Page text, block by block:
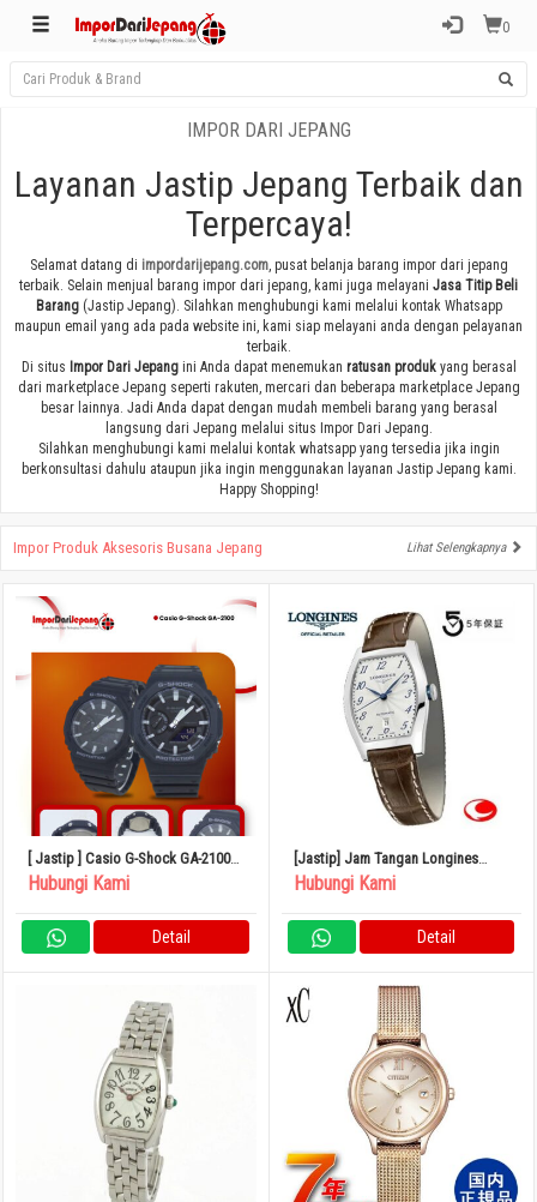
0
IMPOR DARI JEPANG
Layanan Jastip Jepang Terbaik dan
Terpercaya!
Selamat datang di impordarijepang.com, pusat belanja barang impor dari jepang
terbaik. Selain menjual barang impor dari jepang, kami juga melayani Jasa Titip Beli
Barang(Jastip Jepang). Silahkan menghubungi kami melalui kontak Whatsapp
maupun email yang ada pada website ini, kami siap melayani anda dengan pelayanan
terbaik.
Di situs Impor Dari Jepangini Anda dapat menemukan ratusan produkyang berasal
dari marketplace Jepang seperti rakuten, mercari dan beberapa marketplace Jepang
besar lainnya. Jadi Anda dapat dengan mudah membeli barang yang berasal
langsung dari Jepang melalui situs Impor Dari Jepang.
Silahkan menghubungi kami melalui kontak whatsapp yang tersedia jika ingin
berkonsultasi dahulu ataupun jika ingin menggunakan layanan Jastip Jepang kami.
Happy Shopping!
Impor Produk Aksesoris Busana Jepang Lihat Selengkapnya
[ Jastip ] Casio G-Shock GA-2100
Japan
Hubungi Kami
Detail
[Jastip] Jam Tangan Longines
Evidenza Pemutar Otomatis
L2.142.4.73.4
Hubungi Kami
Detail